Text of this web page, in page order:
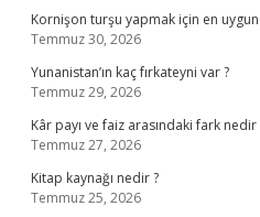
Kornişon turşu yapmak için en
Temmuz 30, 2026
Yunanistan’ın kaç fırkateyni var ?
Temmuz 29, 2026
Kâr payı ve faiz arasındaki fark nedir
Temmuz 27, 2026
Kitap kaynağı nedir ?
Temmuz 25, 2026